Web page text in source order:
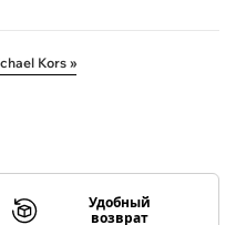
Kors »
Удобный
возврат